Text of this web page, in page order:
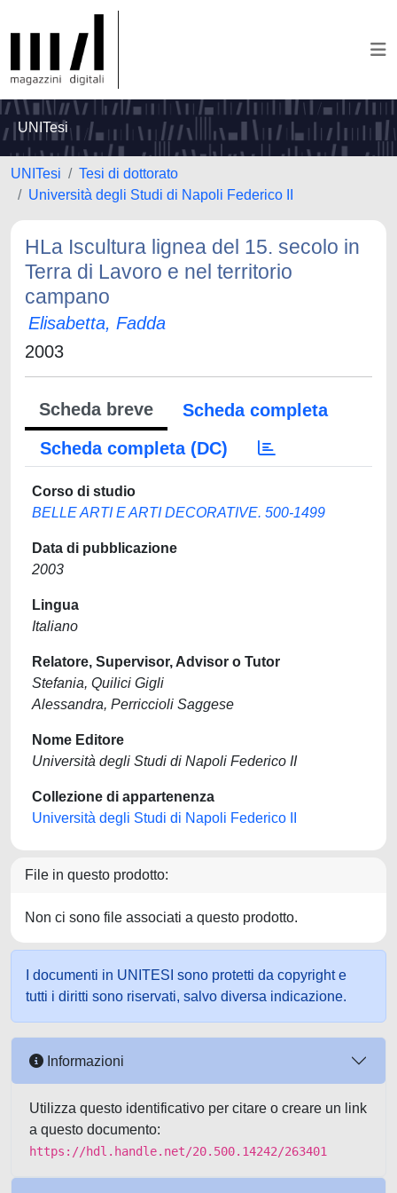
UNITesi
UNITesi
Tesi di dottorato
Università degli Studi di Napoli Federico II
HLa Iscultura lignea del 15. secolo in
Terra di Lavoro e nel territorio
campano
Elisabetta, Fadda
2003
Scheda breve
Scheda completa
Scheda completa (DC)
Corso di studio
BELLE ARTI E ARTI DECORATIVE. 500-1499
Data di pubblicazione
2003
Lingua
Italiano
Relatore, Supervisor, Advisor o Tutor
Stefania, Quilici Gigli
Alessandra, Perriccioli Saggese
Nome Editore
Università degli Studi di Napoli Federico II
Collezione di appartenenza
Università degli Studi di Napoli Federico II
File in questo prodotto:
Non ci sono file associati a questo prodotto.
I documenti in UNITESI sono protetti da copyright e
tutti i diritti sono riservati, salvo diversa indicazione.
Informazioni
Utilizza questo identificativo per citare o creare un link
a questo documento:
https://hdl.handle.net/20.500.14242/263401